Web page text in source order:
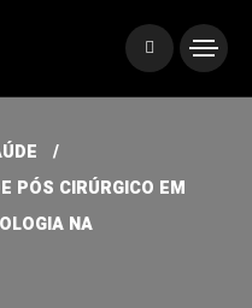
PÓS CIRÚRGICO EM
NA